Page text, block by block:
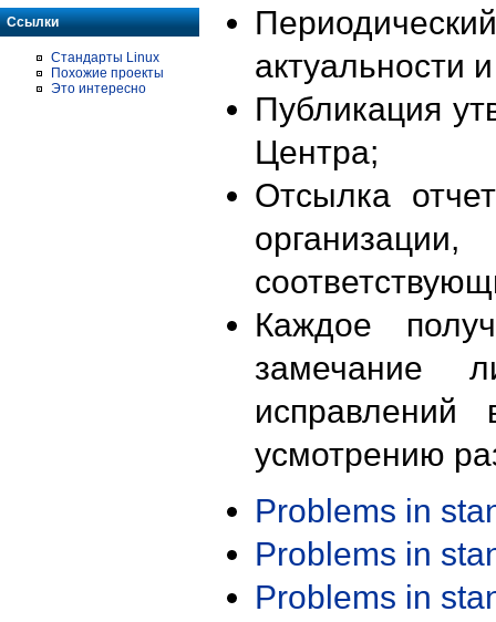
Ссылки
Стандарты Linux
Похожие проекты
Это интересно
актуальности
Публикация
Центра;
Отсылка
Каждое
замечание
исправлений
усмотрению
Problems in
Problems in
Problems in